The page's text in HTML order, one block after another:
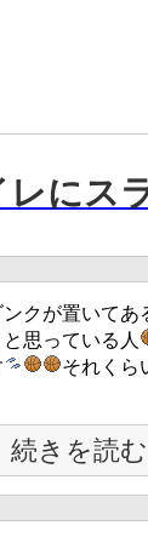
レにス
クが置いてあ
思っている人
それくら
続きを読む